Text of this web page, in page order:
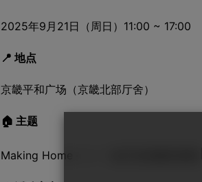
2025年9月21日（周日）11:00 ~ 17:00
📍 地点
京畿平和广场（京畿北部厅舍）
🏠 主题
Making Home —— 一起打造温暖的家园